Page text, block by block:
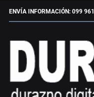
ENVÍA INFORMACIÓN: 099